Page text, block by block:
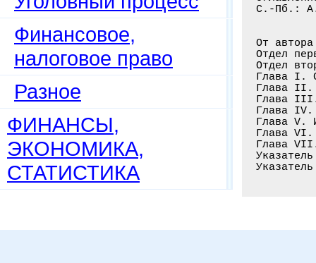
Финансовое,
налоговое право
Разное
ФИНАНСЫ,
ЭКОНОМИКА,
СТАТИСТИКА
С.-Пб.: А.
От
Отдел
Отдел
Глава
Глава
Глава
Глава
Глава
Глава
Глава